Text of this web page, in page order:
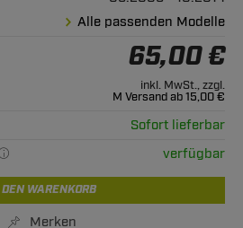
Alle passenden Modelle
65,00 €
inkl. MwSt., zzgl.
M Versand ab 15,00 €
Sofort lieferbar
verfügbar
WARENKORB
Merken